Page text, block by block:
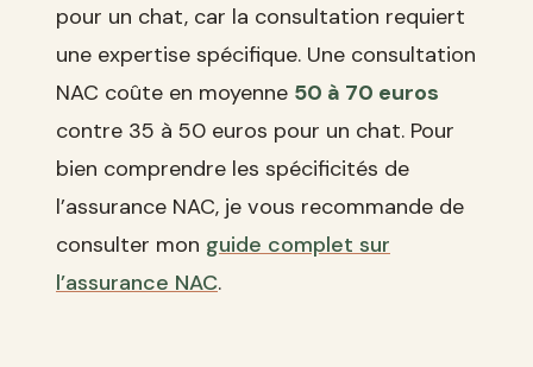
pour un chat, car la consultation requiert
une expertise spécifique. Une consultation
NAC coûte en moyenne 50 à 70 euros
contre 35 à 50 euros pour un chat. Pour
bien comprendre les spécificités de
l’assurance NAC, je vous recommande de
consulter mon guide complet sur
l’assurance NAC.